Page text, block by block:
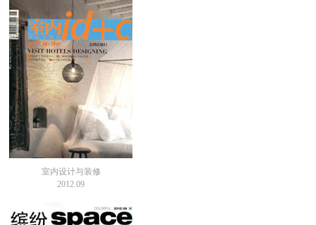
室内设计与装修
2012.09